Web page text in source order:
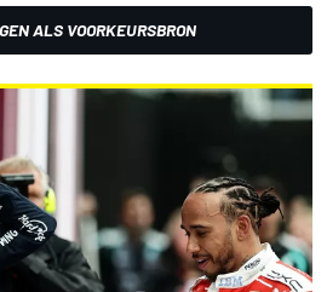
ALS VOORKEURSBRON